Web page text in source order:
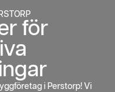
för
i Perstorp! Vi